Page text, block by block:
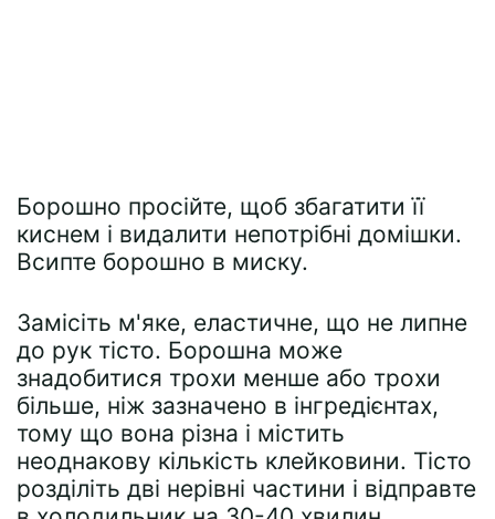
Борошно просійте, щоб збагатити її
киснем і видалити непотрібні домішки.
Всипте борошно в миску.
Замісіть м'яке, еластичне, що не липне
до рук тісто. Борошна може
знадобитися трохи менше або трохи
більше, ніж зазначено в інгредієнтах,
тому що вона різна і містить
неоднакову кількість клейковини. Тісто
розділіть дві нерівні частини і відправте